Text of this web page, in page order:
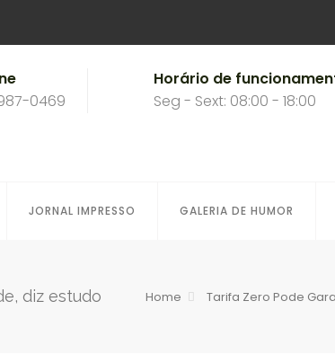
0469
Horário de
Seg - Sext: 08:00 - 18:00
JORNAL IMPRESSO GALERIA DE HUMOR
diz estudo Home Tarifa Zero Pode